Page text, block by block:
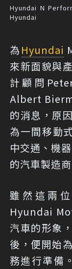
Hyundai N
Hyundai
為 Hyundai
來新面貌與
計顧問
Albert
的消息，原
為一間移動
中交通、機
的汽車製造商
雖然這兩
Hyundai
汽車的形象
後，便開始
務進行準備